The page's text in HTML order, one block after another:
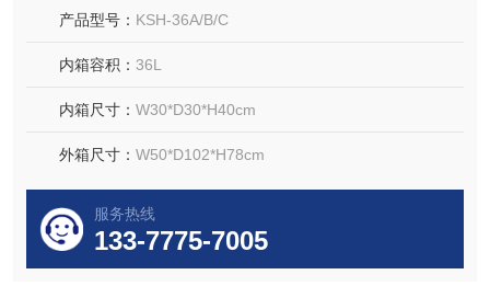
产品型号： KSH-36A/B/C
内箱容积： 36L
内箱尺寸： W30*D30*H40cm
外箱尺寸： W50*D102*H78cm
服务热线
133-7775-7005